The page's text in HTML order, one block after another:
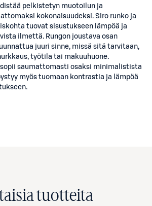
pelkistetyn muotoilun ja
kokonaisuudeksi. Siro runko ja
tuovat sisustukseen lämpöä ja
ilmettä. Rungon joustava osan
juuri sinne, missä sitä tarvitaan,
työtila tai makuuhuone.
saumattomasti osaksi minimalistista
myös tuomaan kontrastia ja lämpöä
tuotteita